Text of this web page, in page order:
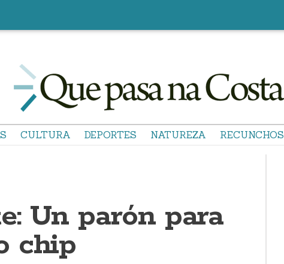
CULTURA DEPORTES NATUREZA RECUNCHOS
Un parón para
chip